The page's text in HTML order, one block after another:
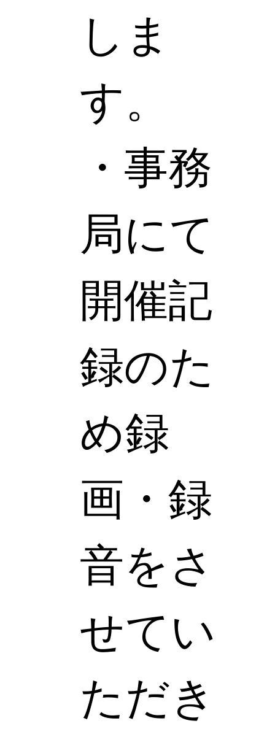
しま
す。
・事務
局にて
開催記
録のた
め録
画・録
音をさ
せてい
ただき